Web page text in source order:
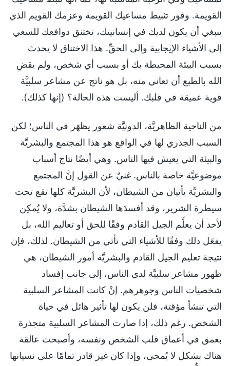
القويمة. وفور تثبيط مساعيك القويمة وعزمك القويم الذي
ينبغي أن يكون لديك في إنسانيتك، تختنق دوافعك للسعي
إلى الأشياء الإيجابية وإلى الحقِّ. هذا الاختناق لا يحدث
بسبب البيئة المحيطة بك أو بسبب أي شخص، ولم يقضِ
الله بالطبع أن تعاني منه، بل هو ناتج عن مشاعر سلبيَّة
قوية عميقة في قلبك. أليست هذه الحالة؟ (إنها كذلك).
من الناحية الظاهريَّة، الدونيَّة شعور يظهَر في الناس؛ لكن
السبب الجذري لها في الواقع هو هذا المجتمع والبشريَّة
والبيئة التي يعيش فيها الناس. وهي أيضًا نتاج أسباب
موضوعيَّة خاصة بالناس. غنيٌ عن القول إنَّ المجتمع
والبشريَّة يأتيان من الشيطان، لأن البشريَّة كلها تقع تحت
سيطرة الشرير، وقد أفسدَها الشيطان بشدَّة، ولا يُمكِن
لأحد أن يعلِّم الجيل القادم وفقًا للحق أو تعاليم الله، بل
يفعَل ذلك وفقًا للأشياء التي تأتي من الشيطان. لذلك، فإن
نتيجة تعليم الجيل القادم والبشريَّة أمور الشيطان، هي
ظهور مشاعر سلبيَّة لدى الناس، إلى جانب إفساد
شخصيات الناس وجوهرهم. إنْ كانت المشاعر السلبية
التي تنشأ مؤقتة، فلن يكون لها تأثير هائل في حياة
الشخص. رغم ذلك، إذا صارت المشاعر السلبية متجذرة
بعمق في أعماق قلب الشخص ونفسه، وأصبحت عالقة
هناك بشكل لا يُمحى، وإذا كان غير قادر تمامًا على نسيانها